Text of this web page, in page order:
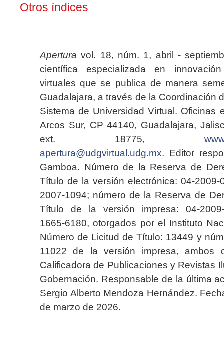
Otros índices
Apertura vol. 18, núm. 1, abril -
científica especializada en
virtuales que se publica de manera
Guadalajara, a través de la Coordinación
Sistema de Universidad Virtual. Oficinas
Arcos Sur, CP 44140, Guadalajara,
ext. 18775,
apertura@udgvirtual.udg.mx. Editor
Gamboa. Número de la Reserva de
Título de la versión electrónica: 04-2009-
2007-1094; número de la Reserva de
Título de la versión impresa: 04-2009-
1665-6180, otorgados por el Instituto
Número de Licitud de Título: 13449 y
11022 de la versión impresa, ambos
Calificadora de Publicaciones y Revistas
Gobernación. Responsable de la última
Sergio Alberto Mendoza Hernández.
de marzo de 2026.